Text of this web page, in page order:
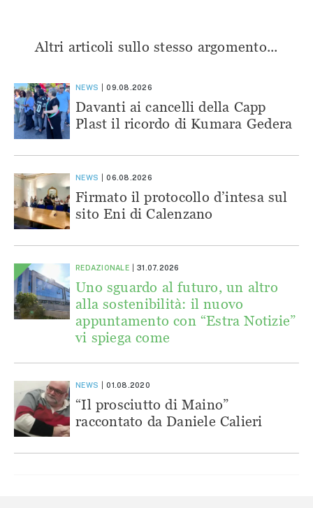
Altri articoli sullo stesso argomento...
NEWS 09.08.2026
Davanti ai cancelli della Capp
Plast il ricordo di Kumara Gedera
NEWS 06.08.2026
Firmato il protocollo d’intesa sul
sito Eni di Calenzano
REDAZIONALE 31.07.2026
Uno sguardo al futuro, un altro
alla sostenibilità: il nuovo
appuntamento con “Estra Notizie”
vi spiega come
NEWS 01.08.2020
“Il prosciutto di Maino”
raccontato da Daniele Calieri